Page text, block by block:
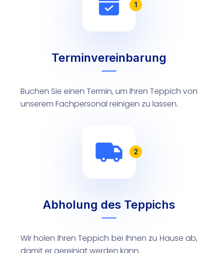
1
Terminvereinbarung
Buchen Sie einen Termin, um Ihren Teppich von
unserem Fachpersonal reinigen zu lassen.
2
Abholung des Teppichs
Wir holen Ihren Teppich bei Ihnen zu Hause ab,